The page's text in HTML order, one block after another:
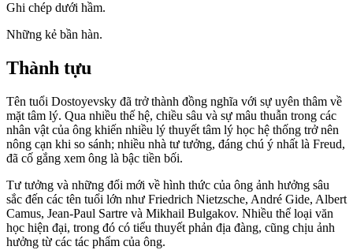
Ghi chép dưới hầm.
Những kẻ bần hàn.
Thành tựu
Tên tuổi Dostoyevsky đã trở thành đồng nghĩa với sự uyên thâm về
mặt tâm lý. Qua nhiều thế hệ, chiều sâu và sự mâu thuẫn trong các
nhân vật của ông khiến nhiều lý thuyết tâm lý học hệ thống trở nên
nông cạn khi so sánh; nhiều nhà tư tưởng, đáng chú ý nhất là Freud,
đã cố gắng xem ông là bậc tiền bối.
Tư tưởng và những đổi mới về hình thức của ông ảnh hưởng sâu
sắc đến các tên tuổi lớn như Friedrich Nietzsche, André Gide, Albert
Camus, Jean-Paul Sartre và Mikhail Bulgakov. Nhiều thể loại văn
học hiện đại, trong đó có tiểu thuyết phản địa đàng, cũng chịu ảnh
hưởng từ các tác phẩm của ông.